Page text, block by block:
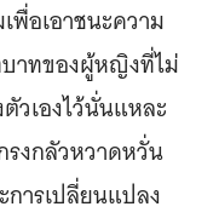
พื่อเอาชนะความ
าทของผู้หญิงที่ไม่
ตัวเองไว้นั่นแหละ
รงกลัวหวาดหวั่น
ารเปลี่ยนแปลง